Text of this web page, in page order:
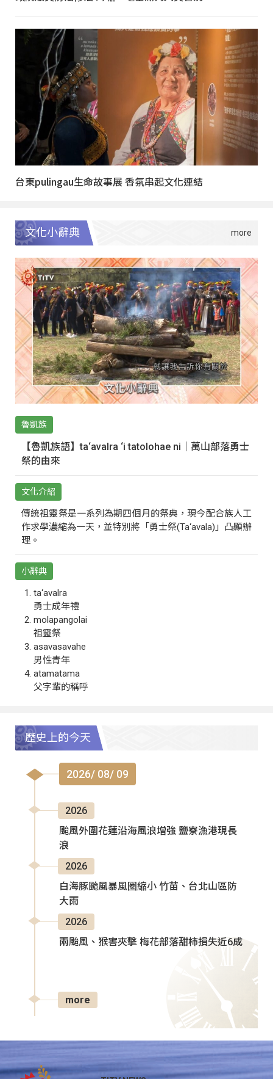
台東pulingau生命故事展 香氛串起文化連結
文化小辭典
魯凱族
【魯凱族語】ta‘avalra ‘i tatolohae ni｜萬山部落勇士
祭的由來
文化介紹
傳統祖靈祭是一系列為期四個月的祭典，現今配合族人工
作求學濃縮為一天，並特別將「勇士祭(Ta‘avala)」凸顯辦
理。
小辭典
ta‘avalra
勇士成年禮
molapangolai
祖靈祭
asavasavahe
男性青年
atamatama
父字輩的稱呼
歷史上的今天
2026/ 08/ 09
2026
颱風外圍花蓮沿海風浪增強 鹽寮漁港現長
浪
2026
白海豚颱風暴風圈縮小 竹苗、台北山區防
大雨
2026
兩颱風、猴害夾擊 梅花部落甜柿損失近6成
more